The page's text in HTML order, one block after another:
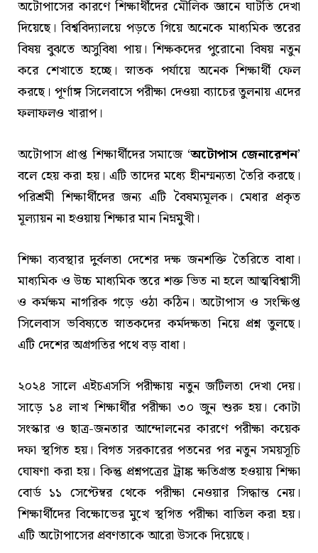
অটোপাসের কারণে শিক্ষার্থীদের মৌলিক জ্ঞানে ঘাটতি দেখা
দিয়েছে। বিশ্ববিদ্যালয়ে পড়তে গিয়ে অনেকে মাধ্যমিক স্তরের
বিষয় বুঝতে অসুবিধা পায়। শিক্ষকদের পুরোনো বিষয় নতুন
করে শেখাতে হচ্ছে। স্নাতক পর্যায়ে অনেক শিক্ষার্থী ফেল
করছে। পূর্ণাঙ্গ সিলেবাসে পরীক্ষা দেওয়া ব্যাচের তুলনায় এদের
ফলাফলও খারাপ।
অটোপাস প্রাপ্ত শিক্ষার্থীদের সমাজে ‘অটোপাস জেনারেশন’
বলে হেয় করা হয়। এটি তাদের মধ্যে হীনম্মন্যতা তৈরি করছে।
পরিশ্রমী শিক্ষার্থীদের জন্য এটি বৈষম্যমূলক। মেধার প্রকৃত
মূল্যায়ন না হওয়ায় শিক্ষার মান নিম্নমুখী।
শিক্ষা ব্যবস্থার দুর্বলতা দেশের দক্ষ জনশক্তি তৈরিতে বাধা।
মাধ্যমিক ও উচ্চ মাধ্যমিক স্তরে শক্ত ভিত না হলে আত্মবিশ্বাসী
ও কর্মক্ষম নাগরিক গড়ে ওঠা কঠিন। অটোপাস ও সংক্ষিপ্ত
সিলেবাস ভবিষ্যতে স্নাতকদের কর্মদক্ষতা নিয়ে প্রশ্ন তুলছে।
এটি দেশের অগ্রগতির পথে বড় বাধা।
২০২৪ সালে এইচএসসি পরীক্ষায় নতুন জটিলতা দেখা দেয়।
সাড়ে ১৪ লাখ শিক্ষার্থীর পরীক্ষা ৩০ জুন শুরু হয়। কোটা
সংস্কার ও ছাত্র-জনতার আন্দোলনের কারণে পরীক্ষা কয়েক
দফা স্থগিত হয়। বিগত সরকারের পতনের পর নতুন সময়সূচি
ঘোষণা করা হয়। কিন্তু প্রশ্নপত্রের ট্রাঙ্ক ক্ষতিগ্রস্ত হওয়ায় শিক্ষা
বোর্ড ১১ সেপ্টেম্বর থেকে পরীক্ষা নেওয়ার সিদ্ধান্ত নেয়।
শিক্ষার্থীদের বিক্ষোভের মুখে স্থগিত পরীক্ষা বাতিল করা হয়।
এটি অটোপাসের প্রবণতাকে আরো উসকে দিয়েছে।